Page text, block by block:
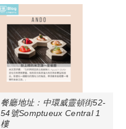
餐廳地址：中環威靈頓街52-
54號Somptueux Central 1
樓